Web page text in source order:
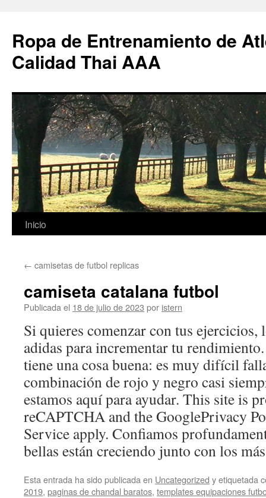
Ropa de Entrenamiento de
Calidad Thai AAA
Saltar
contenido
Inicio
← camisetas de futbol replicas
camiseta catalana futbol
Publicada el 18 de julio de 2023 por istern
Si quieres comenzar con tus ejercicios,
adidas para incrementar tu
tiene una cosa buena: es muy difícil
combinación de rojo y negro casi
estamos aquí para ayudar. This site is
reCAPTCHA and the GooglePrivacy
Service apply. Confiamos
bellas están creciendo junto con los
Esta entrada ha sido publicada en Uncategorized y etiquetada
2019, paginas de chandal baratos, templates equipaciones